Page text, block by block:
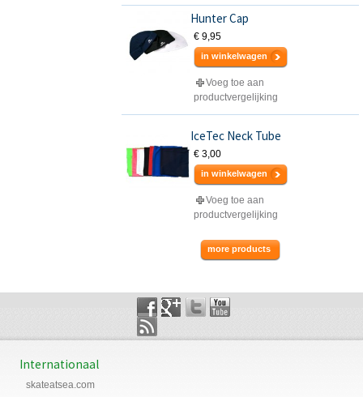
Hunter Cap
€ 9,95
in winkelwagen
Voeg toe aan
productvergelijking
IceTec Neck Tube
€ 3,00
in winkelwagen
Voeg toe aan
productvergelijking
more products
Internationaal
skateatsea.com